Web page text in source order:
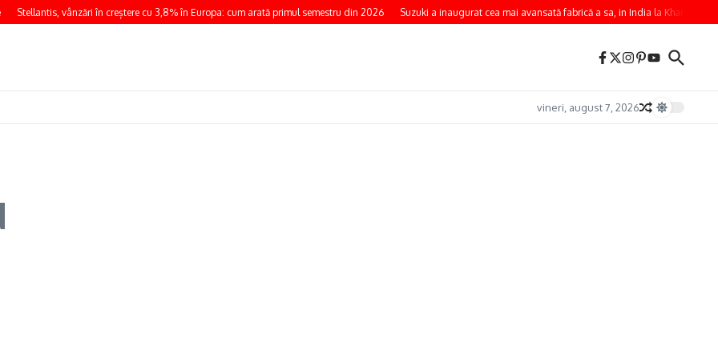
Stellantis, vânzări în creștere cu 3,8% în Europa: cum arată primul semestru din 2026 Suzuki a inaugurat cea mai avansată fabrică a sa, in India la Kharkhoda
vineri, august 7, 2026